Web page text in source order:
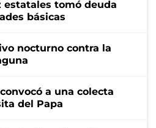
estatales tomó deuda
básicas
nocturno contra la
a una colecta
del Papa